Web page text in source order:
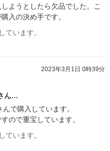
ようとしたら欠品でした。こ
入の決め手です。
ています。
2023年3月1日 0時39分
ん…
で購入しています。
ので重宝しています。
ています。